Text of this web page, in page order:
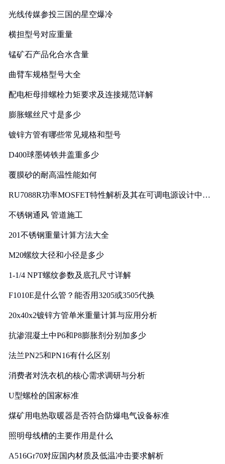
光线传媒参投三国的星空爆冷
横担型号对应重量
锰矿石产品化合水含量
曲臂车规格型号大全
配电柜母排螺栓力矩要求及连接规范详解
膨胀螺丝尺寸是多少
镀锌方管有哪些常见规格和型号
D400球墨铸铁井盖重多少
覆膜砂的耐高温性能如何
RU7088R功率MOSFET特性解析及其在可调电源设计中的
不锈钢通风 管道施工
201不锈钢重量计算方法大全
M20螺纹大径和小径是多少
1-1/4 NPT螺纹参数及底孔尺寸详解
F1010E是什么管？能否用3205或3505代换
20x40x2镀锌方管单米重量计算与应用分析
抗渗混凝土中P6和P8膨胀剂分别加多少
法兰PN25和PN16有什么区别
消费者对洗衣机的核心需求调研与分析
U型螺栓的国家标准
煤矿用电热取暖器是否符合防爆电气设备标准
照明母线槽的主要作用是什么
A516Gr70对应国内材质及低温冲击要求解析